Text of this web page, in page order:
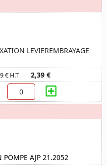
LEVIEREMBRAYAGE
€ H.T 2,39 €
POMPE AJP 21.2052